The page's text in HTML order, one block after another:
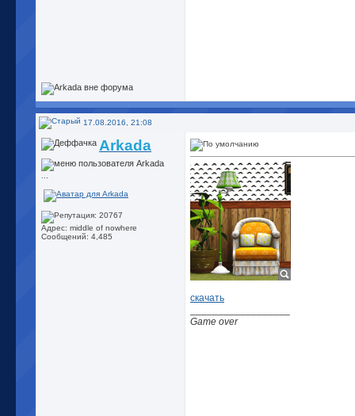
17.08.2016, 21:08
Arkada
Адрес: middle of nowhere
Сообщений: 4,485
скачать
Game over